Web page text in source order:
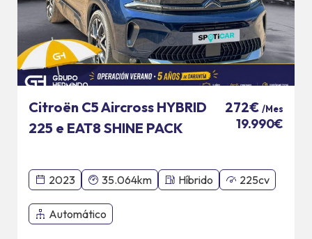
Citroën C5 Aircross HYBRID
225 e EAT8 SHINE PACK
272€ /Mes
19.990€
2023 35.064km Híbrido 225cv
Automático